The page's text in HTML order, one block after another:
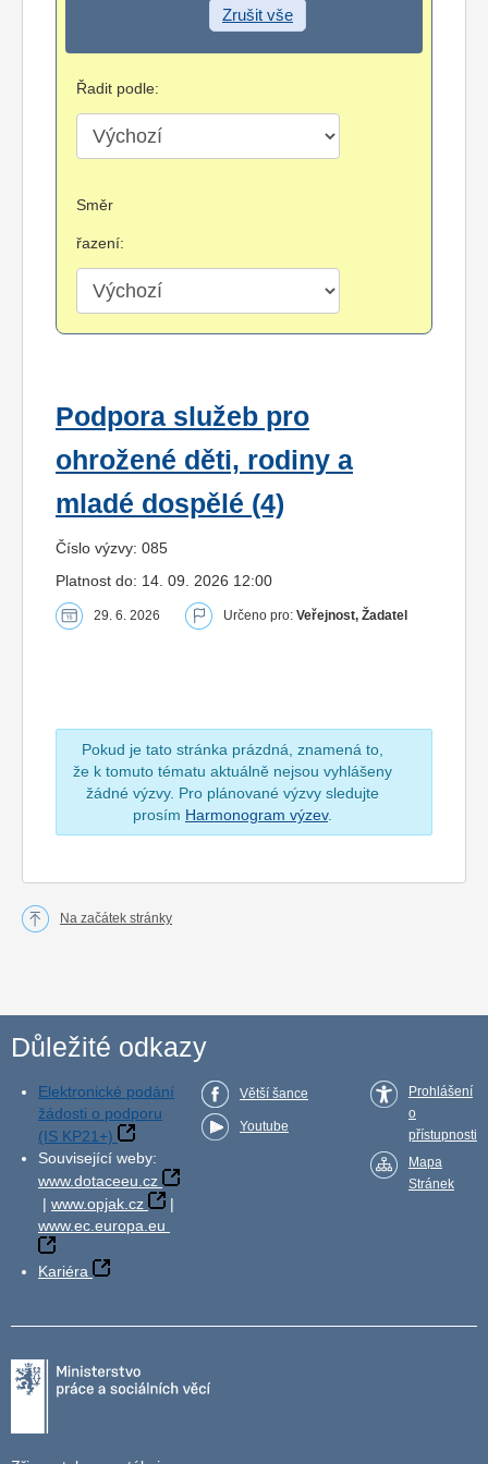
Zrušit vše
Řadit podle:
Směr
řazení:
Podpora služeb pro
ohrožené děti, rodiny a
mladé dospělé (4)
Číslo výzvy: 085
Platnost do: 14. 09. 2026 12:00
29. 6. 2026 Určeno pro: Veřejnost, Žadatel
Pokud je tato stránka prázdná, znamená to,
že k tomuto tématu aktuálně nejsou vyhlášeny
žádné výzvy. Pro plánované výzvy sledujte
prosím Harmonogram výzev.
Na začátek stránky
Důležité odkazy
Elektronické podání
žádosti o podporu
(IS KP21+)
Související weby:
www.dotaceeu.cz
| www.opjak.cz
|
www.ec.europa.eu
Kariéra
Větší šance
Youtube
Prohlášení
o
přístupnosti
Mapa
Stránek